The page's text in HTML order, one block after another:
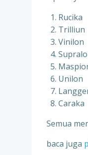
Rucika
Trilliun
Vinilon
Unilon
Caraka
Semua
baca juga